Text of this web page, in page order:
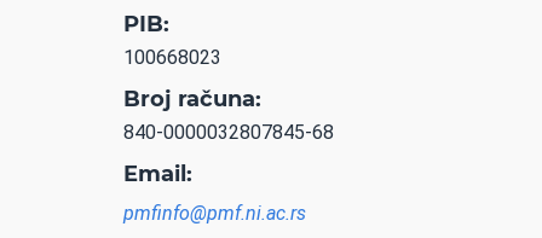
PIB:
100668023
Broj računa:
840-0000032807845-68
Email:
pmfinfo@pmf.ni.ac.rs